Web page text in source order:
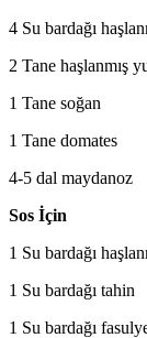
4 Su bardağı
2 Tane haşlanmış
1 Tane soğan
1 Tane domates
4-5 dal maydanoz
Sos İçin
1 Su bardağı
1 Su bardağı tahin
1 Su bardağı